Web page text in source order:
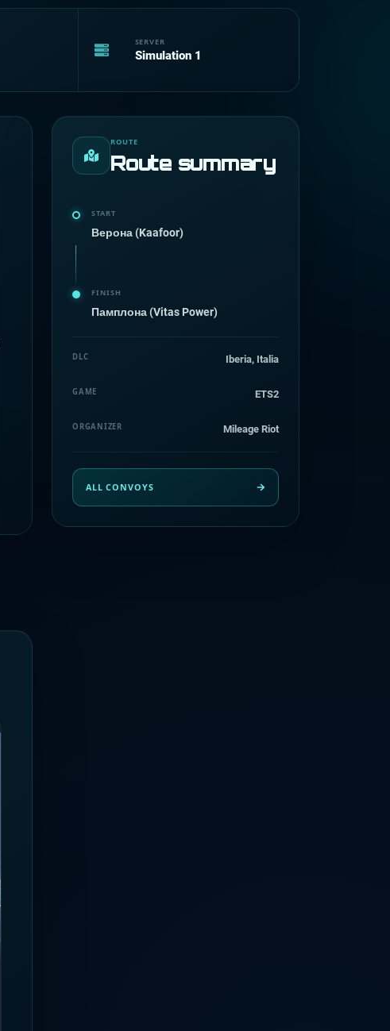
SERVER
Simulation 1
ROUTE
Route summary
START
Верона (Kaafoor)
FINISH
Памплона (Vitas Power)
DLC Iberia, Italia
GAME ETS2
ORGANIZER Mileage Riot
ALL CONVOYS